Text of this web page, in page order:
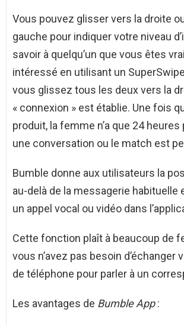
Vous pouvez glisser vers la droite
gauche pour indiquer votre niveau
savoir à quelqu’un que vous êtes
intéressé en utilisant un
vous glissez tous les deux vers la
« connexion » est établie. Une fois
produit, la femme n’a que 24
une conversation ou le match est
Bumble donne aux utilisateurs la
au-delà de la messagerie habituelle
un appel vocal ou vidéo dans
Cette fonction plaît à beaucoup de
vous n’avez pas besoin d’échanger
de téléphone pour parler à un
Les avantages de Bumble App: